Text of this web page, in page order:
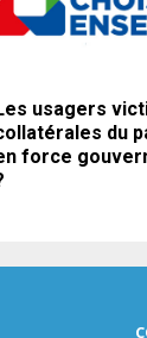
usagers
du
force